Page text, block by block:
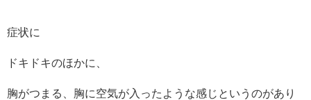
症状に
ドキドキのほかに、
胸がつまる、胸に空気が入ったような感じというのがあり